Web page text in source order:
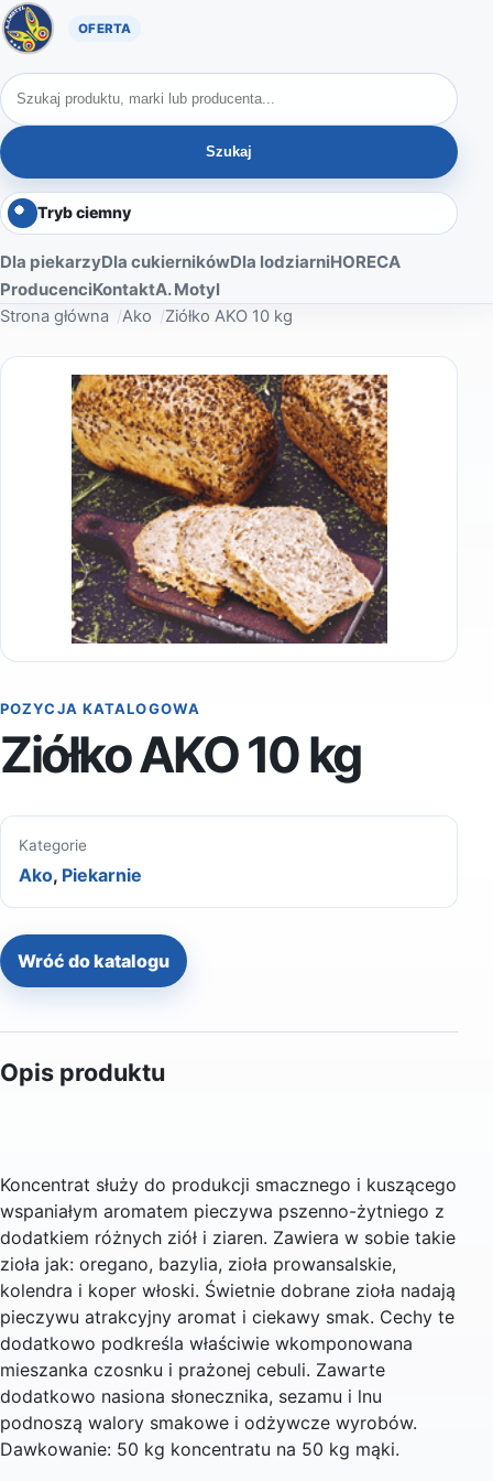
Oferta A. Motyl
Szukaj produktów
Szukaj
Tryb ciemny
Dla piekarzyDla cukiernikówDla lodziarniHORECA
ProducenciKontaktA. Motyl
Strona główna Ako Ziółko AKO 10 kg
POZYCJA KATALOGOWA
Ziółko AKO 10 kg
Kategorie
Ako, Piekarnie
Wróć do katalogu
Opis produktu
Koncentrat służy do produkcji smacznego i kuszącego
wspaniałym aromatem pieczywa pszenno-żytniego z
dodatkiem różnych ziół i ziaren. Zawiera w sobie takie
zioła jak: oregano, bazylia, zioła prowansalskie,
kolendra i koper włoski. Świetnie dobrane zioła nadają
pieczywu atrakcyjny aromat i ciekawy smak. Cechy te
dodatkowo podkreśla właściwie wkomponowana
mieszanka czosnku i prażonej cebuli. Zawarte
dodatkowo nasiona słonecznika, sezamu i lnu
podnoszą walory smakowe i odżywcze wyrobów.
Dawkowanie: 50 kg koncentratu na 50 kg mąki.